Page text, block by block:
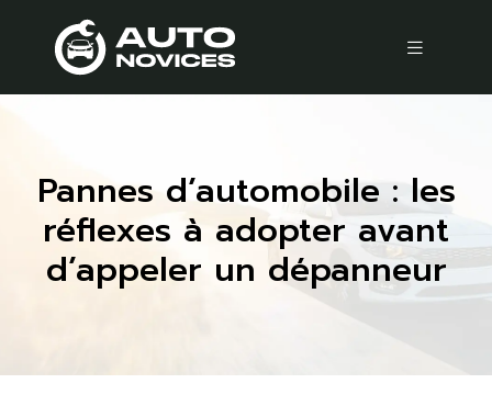
Pannes d’automobile : les
réflexes à adopter avant
d’appeler un dépanneur